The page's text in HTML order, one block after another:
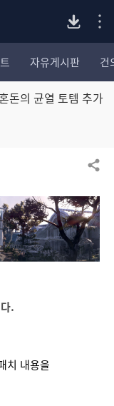
운
로
자유게시판 건
돈의 균열 토템 추가
공유하기
.
치 내용을